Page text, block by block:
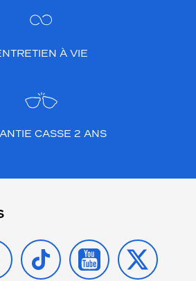
À VIE
CASSE 2 ANS
TIKTOK YOUTUBE
X